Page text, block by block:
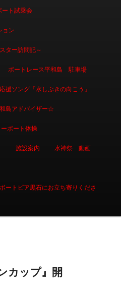
ート試乗会
ョン
ター訪問記～
ボートレース平和島 駐車場
援ソング「水しぶきの向こう」
島アドバイザー☆
ボート体操
施設案内 水神祭 動画
ートピア黒石にお立ち寄りくださ
カップ』開